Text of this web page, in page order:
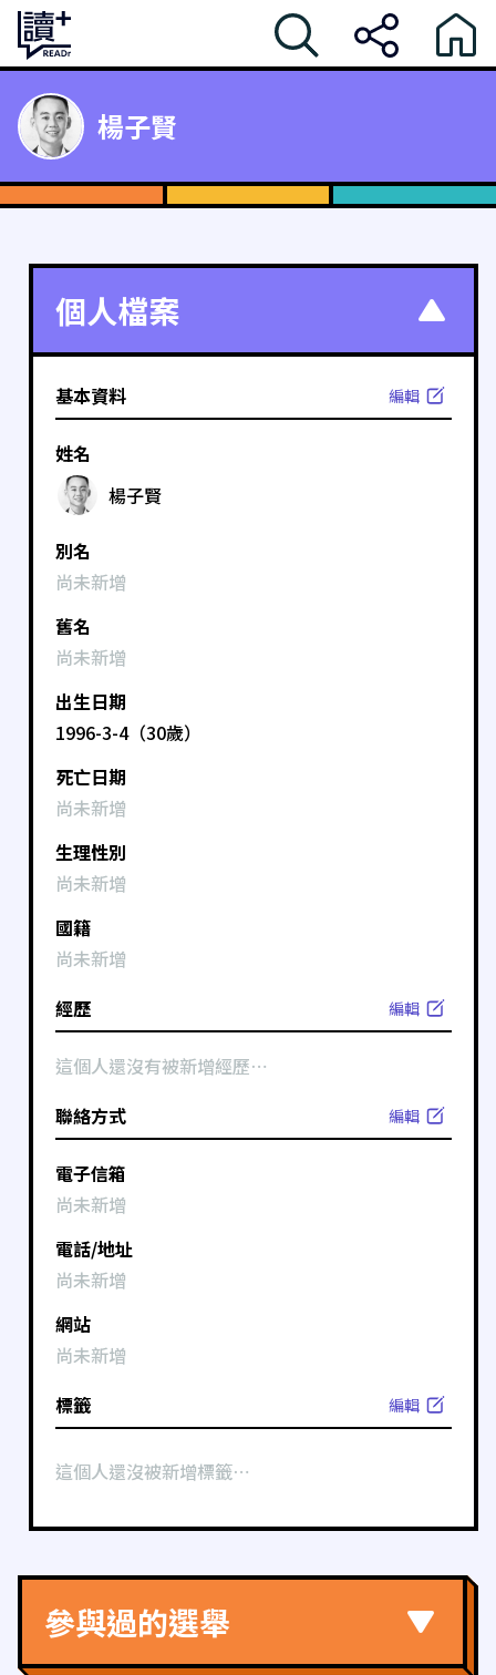
楊子賢
個人檔案
基本資料 編輯
姓名
楊子賢
別名
尚未新增
舊名
尚未新增
出生日期
1996-3-4（30歲）
死亡日期
尚未新增
生理性別
尚未新增
國籍
尚未新增
經歷
編輯
這個人還沒有被新增經歷⋯
聯絡方式
編輯
電子信箱
尚未新增
電話/地址
尚未新增
網站
尚未新增
標籤
編輯
這個人還沒被新增標籤⋯
參與過的選舉